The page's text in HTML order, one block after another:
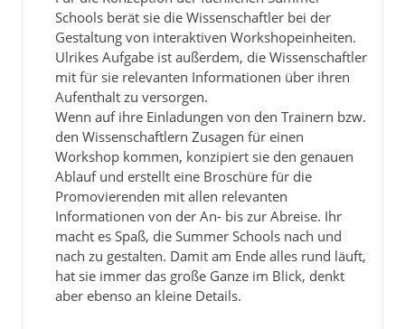
Schools berät sie die Wissenschaftler bei der
Gestaltung von interaktiven Workshopeinheiten.
Ulrikes Aufgabe ist außerdem, die Wissenschaftler
mit für sie relevanten Informationen über ihren
Aufenthalt zu versorgen.
Wenn auf ihre Einladungen von den Trainern bzw.
den Wissenschaftlern Zusagen für einen
Workshop kommen, konzipiert sie den genauen
Ablauf und erstellt eine Broschüre für die
Promovierenden mit allen relevanten
Informationen von der An- bis zur Abreise. Ihr
macht es Spaß, die Summer Schools nach und
nach zu gestalten. Damit am Ende alles rund läuft,
hat sie immer das große Ganze im Blick, denkt
aber ebenso an kleine Details.